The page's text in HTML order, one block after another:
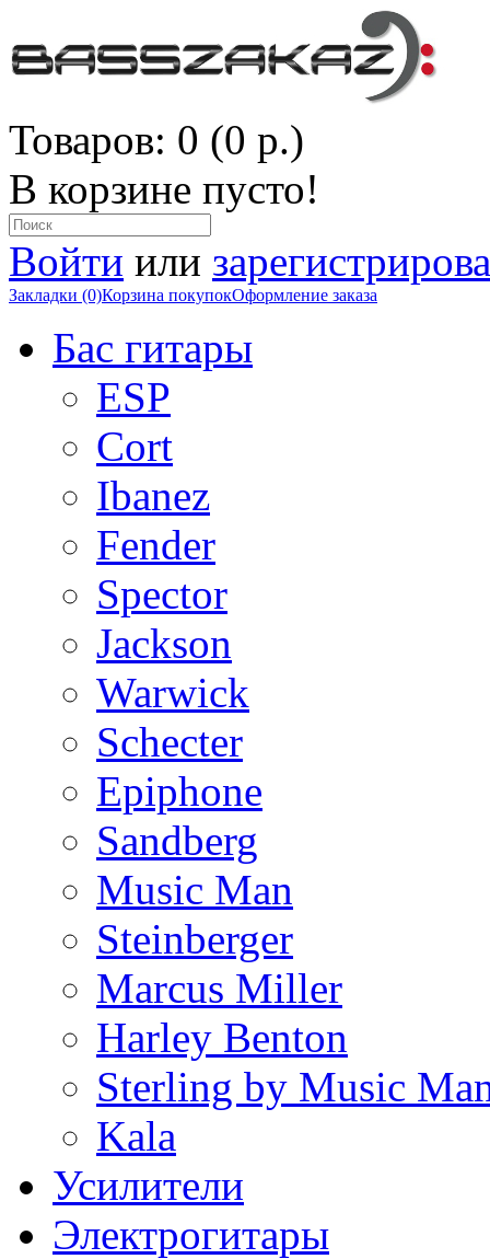
Товаров: 0 (0 р.)
В корзине пусто!
Войти или
Закладки (0)Корзина покупокОформление заказа
Бас гитары
ESP
Cort
Ibanez
Fender
Spector
Jackson
Warwick
Schecter
Epiphone
Sandberg
Music Man
Steinberger
Marcus Miller
Harley Benton
Sterling by Music
Kala
Усилители
Электрогитары